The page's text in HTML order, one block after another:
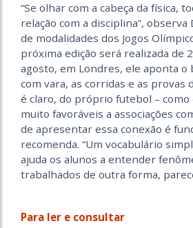
“Se olhar com a cabeça da física,
relação com a disciplina”, observa
de modalidades dos Jogos
próxima edição será realizada de
agosto, em Londres, ele aponta o
com vara, as corridas e as provas
é claro, do próprio futebol – como
muito favoráveis a associações
de apresentar essa conexão é
recomenda. “Um vocabulário
ajuda os alunos a entender
trabalhados de outra forma,
Para ler e consultar